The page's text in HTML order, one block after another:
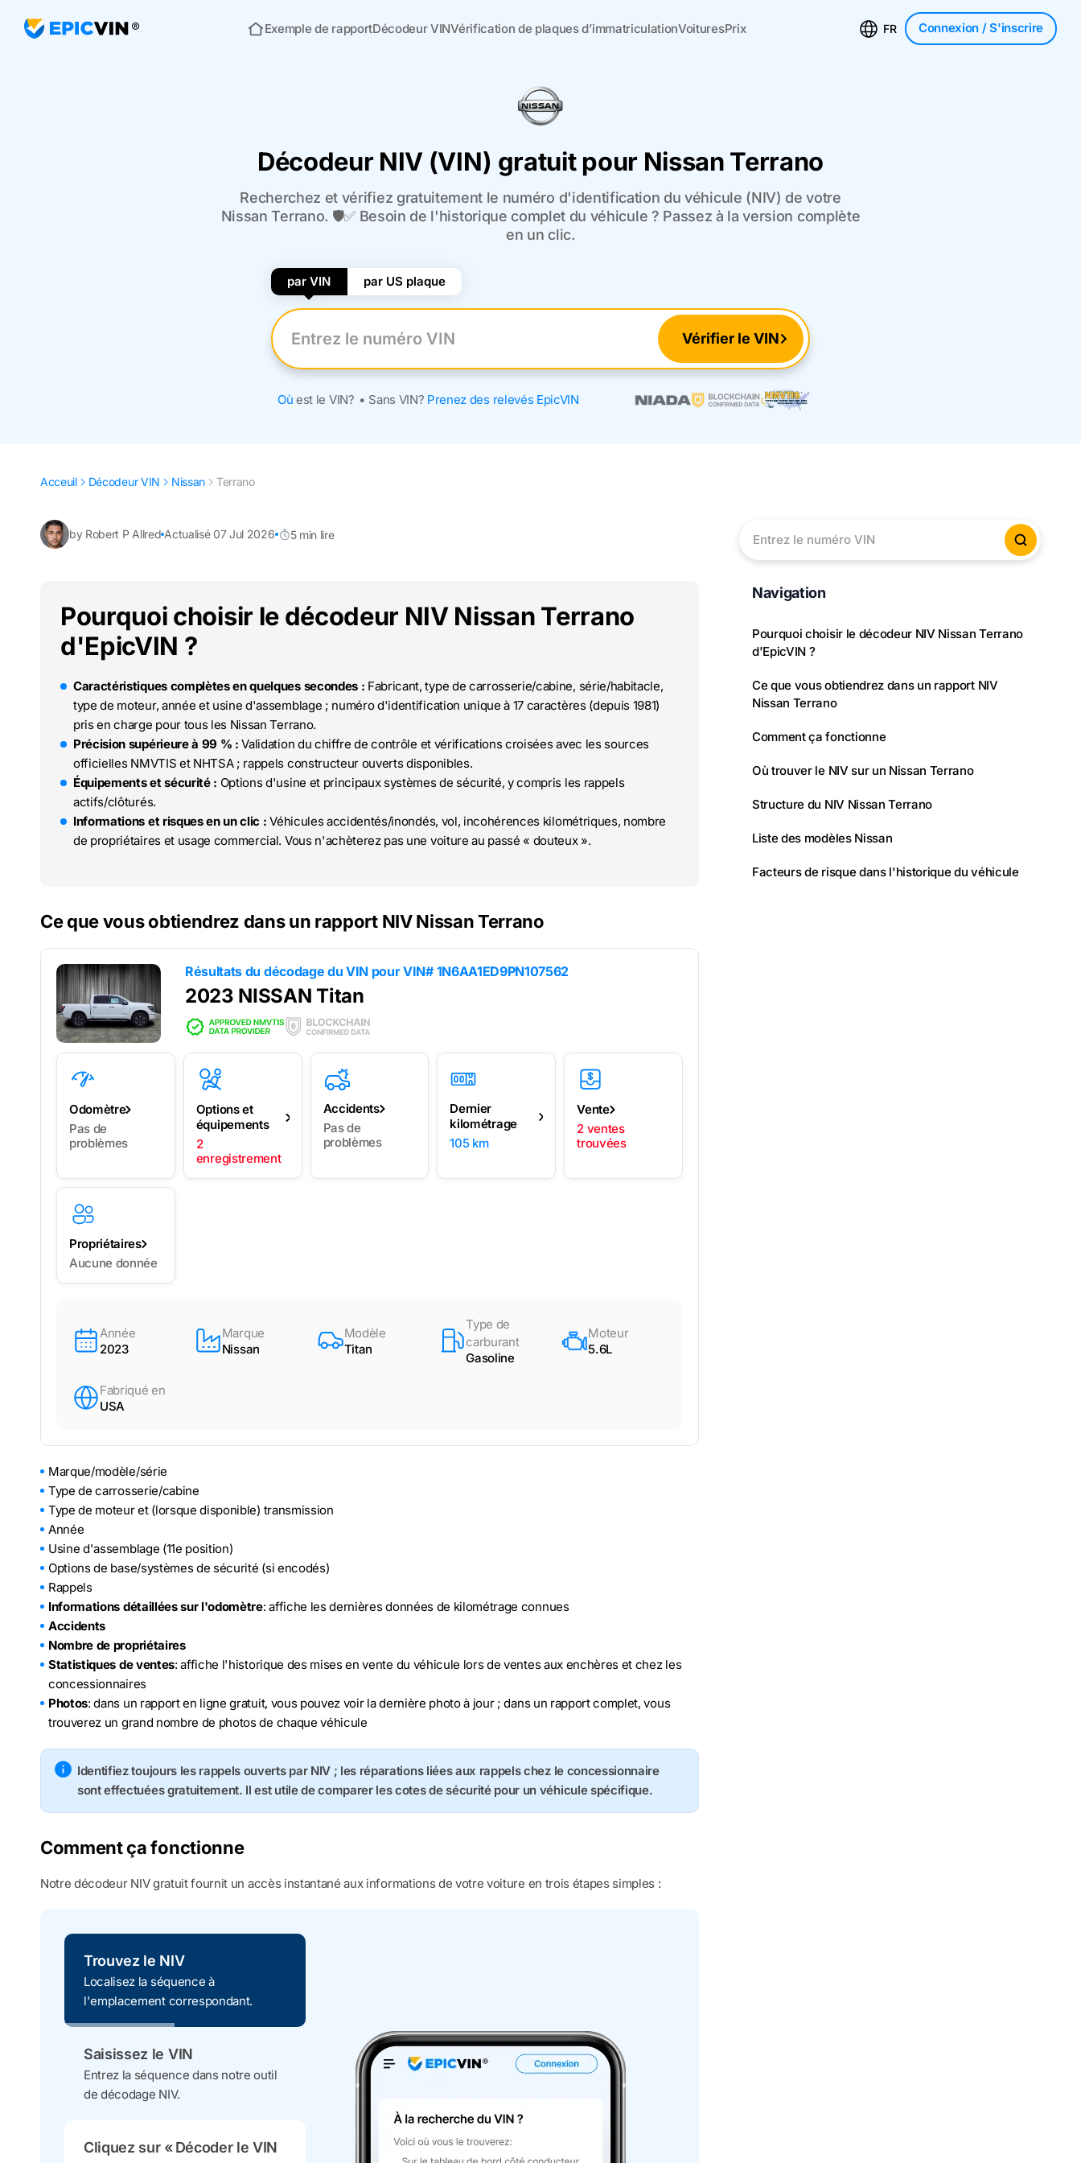
Acceuil
Exemple de rapportDécodeur VINVérification de plaques d’immatriculationVoituresPrix FR Connexion / S'inscrire
Décodeur NIV (VIN) gratuit pour Nissan Terrano
Recherchez et vérifiez gratuitement le numéro d'identification du véhicule (NIV) de votre
Nissan Terrano. 🛡️✅ Besoin de l'historique complet du véhicule ? Passez à la version complète
en un clic.
par VIN par US plaque
Entrez le numéro VIN Vérifier le VIN
Où est le VIN? • Sans VIN? Prenez des relevés EpicVIN
Acceuil Décodeur VIN Nissan Terrano
by Robert P Allred Actualisé 07 Jul 2026 5 min lire
Pourquoi choisir le décodeur NIV Nissan Terrano
d'EpicVIN ?
Caractéristiques complètes en quelques secondes : Fabricant, type de carrosserie/cabine, série/habitacle,
type de moteur, année et usine d'assemblage ; numéro d'identification unique à 17 caractères (depuis 1981)
pris en charge pour tous les Nissan Terrano.
Précision supérieure à 99 % : Validation du chiffre de contrôle et vérifications croisées avec les sources
officielles NMVTIS et NHTSA ; rappels constructeur ouverts disponibles.
Équipements et sécurité : Options d'usine et principaux systèmes de sécurité, y compris les rappels
actifs/clôturés.
Informations et risques en un clic : Véhicules accidentés/inondés, vol, incohérences kilométriques, nombre
de propriétaires et usage commercial. Vous n'achèterez pas une voiture au passé « douteux ».
Ce que vous obtiendrez dans un rapport NIV Nissan Terrano
Résultats du décodage du VIN pourVIN# 1N6AA1ED9PN107562
2023 NISSAN Titan
Odomètre
Pas de
problèmes
Options et
équipements
2
enregistrement
Accidents
Pas de
problèmes
Dernier
kilométrage
105 km
Vente
2 ventes
trouvées
Propriétaires
Aucune donnée
Année
2023
Marque
Nissan
Modèle
Titan
Type de
carburant
Gasoline
Moteur
5.6L
Fabriqué en
USA
Marque/modèle/série
Type de carrosserie/cabine
Type de moteur et (lorsque disponible) transmission
Année
Usine d'assemblage (11e position)
Options de base/systèmes de sécurité (si encodés)
Rappels
Informations détaillées sur l'odomètre: affiche les dernières données de kilométrage connues
Accidents
Nombre de propriétaires
Statistiques de ventes: affiche l'historique des mises en vente du véhicule lors de ventes aux enchères et chez les
concessionnaires
Photos: dans un rapport en ligne gratuit, vous pouvez voir la dernière photo à jour ; dans un rapport complet, vous
trouverez un grand nombre de photos de chaque véhicule
Identifiez toujours les rappels ouverts par NIV ; les réparations liées aux rappels chez le concessionnaire
sont effectuées gratuitement. Il est utile de comparer les cotes de sécurité pour un véhicule spécifique.
Comment ça fonctionne
Notre décodeur NIV gratuit fournit un accès instantané aux informations de votre voiture en trois étapes simples :
Trouvez le NIV
Localisez la séquence à
l'emplacement correspondant.
Saisissez le VIN
Entrez la séquence dans notre outil
de décodage NIV.
Cliquez sur « Décoder le VIN
Entrez le numéro VIN Vérifier
Navigation
Pourquoi choisir le décodeur NIV Nissan Terrano
d'EpicVIN ?
Ce que vous obtiendrez dans un rapport NIV
Nissan Terrano
Comment ça fonctionne
Où trouver le NIV sur un Nissan Terrano
Structure du NIV Nissan Terrano
Liste des modèles Nissan
Facteurs de risque dans l'historique du véhicule